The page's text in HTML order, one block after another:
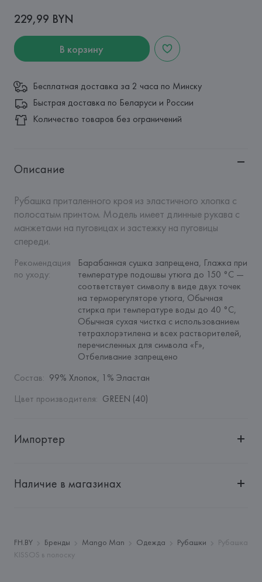
229,99 BYN
В корзину
Бесплатная доставка за 2 часа по Минску
Быстрая доставка по Беларуси и России
Количество товаров без ограничений
Описание
Рубашка приталенного кроя из эластичного хлопка с
полосатым принтом. Модель имеет длинные рукава с
манжетами на пуговицах и застежку на пуговицы
спереди.
Рекомендация
по уходу:
Барабанная сушка запрещена, Глажка при
температуре подошвы утюга до 150 °C —
соответствует символу в виде двух точек
на терморегуляторе утюга, Обычная
стирка при температуре воды до 40 °C,
Обычная сухая чистка с использованием
тетрахлорэтилена и всех растворителей,
перечисленных для символа «F»,
Отбеливание запрещено
Состав: 99% Хлопок, 1% Эластан
Цвет производителя: GREEN (40)
Импортер
"Белмаркетцентр"
Адрес:
ИСПАНИЯ, MANGO MNG, S.A., Via Augusta 10
(Pol. Ind. Riera de Caldes), 08184 Palau-Solità i Plegamans
Наличие в магазинах
FH.BY Бренды Mango Man Одежда Рубашки
Рубашка
KISSOS в полоску